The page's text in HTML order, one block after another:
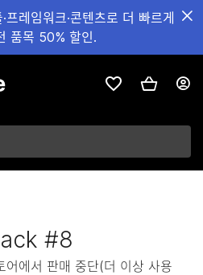
레임워크·콘텐츠로 더 빠르게
품목 50% 할인.
#8
에서 판매 중단(더 이상 사용